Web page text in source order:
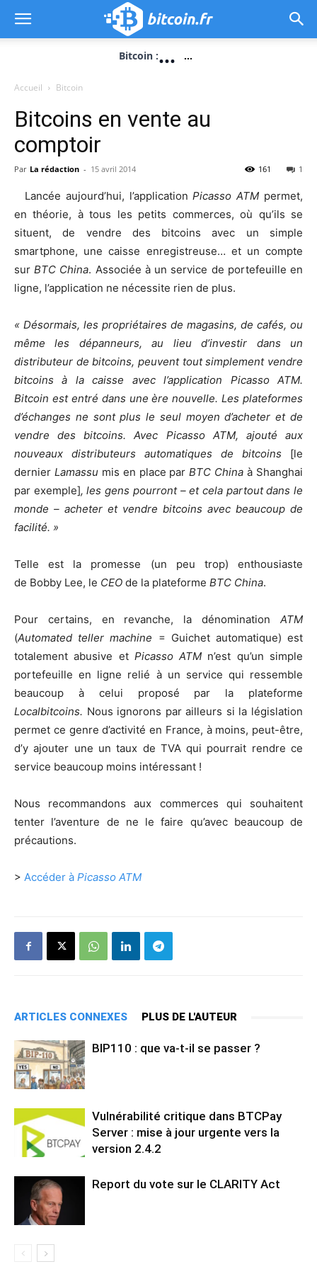
Bitcoin :... ...
Accueil Bitcoin
Bitcoins en vente au
comptoir
Par La rédaction - 15 avril 2014 1
161
Lancée aujourd’hui, l’applicationPicasso ATM permet,
en théorie, à tous les petits commerces, où qu’ils se
situent, de vendre des bitcoins avec un simple
smartphone, une caisse enregistreuse… et un compte
sur BTC China. Associée à un service de portefeuille en
ligne, l’application ne nécessite rien de plus.
« Désormais, les propriétaires de magasins, de cafés, ou
même les dépanneurs, au lieu d’investir dans un
distributeur de bitcoins, peuvent tout simplement vendre
bitcoins à la caisse avec l’application Picasso ATM.
Bitcoin est entré dans une ère nouvelle. Les plateformes
d’échanges ne sont plus le seul moyen d’acheter et de
vendre des bitcoins. Avec Picasso ATM, ajouté aux
nouveaux distributeurs automatiques de bitcoins [le
dernier Lamassumis en place parBTC China à Shanghai
par exemple], les gens pourront – et cela partout dans le
monde – acheter et vendre bitcoins avec beaucoup de
facilité. »
Telle est la promesse (un peu trop) enthousiaste
de Bobby Lee, le CEO de la plateforme BTC China.
Pour certains, en revanche, la dénomination ATM
(Automated teller machine = Guichet automatique) est
totalement abusive et Picasso ATM n’est qu’un simple
portefeuille en ligne relié à un service qui ressemble
beaucoup à celui proposé par la plateforme
Localbitcoins. Nous ignorons par ailleurs si la législation
permet ce genre d’activité en France, à moins, peut-être,
d’y ajouter une un taux de TVA qui pourrait rendre ce
service beaucoup moins intéressant !
Nous recommandons aux commerces qui souhaitent
tenter l’aventure de ne le faire qu’avec beaucoup de
précautions.
> Accéder à Picasso ATM
ARTICLES CONNEXES PLUS DE L'AUTEUR
BIP110 : que va-t-il se passer ?
Vulnérabilité critique dans BTCPay
Server : mise à jour urgente vers la
version 2.4.2
Report du vote sur le CLARITY Act